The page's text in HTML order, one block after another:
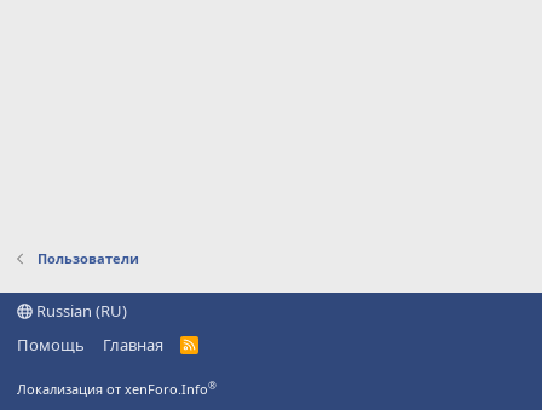
Пользователи
Russian (RU)
Помощь
Главная
R
Локализация от xenForo.Info®